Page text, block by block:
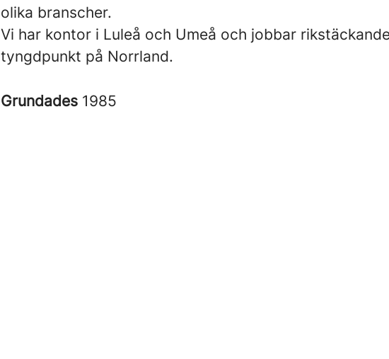
olika branscher.
Vi har kontor i Luleå och Umeå och jobbar
tyngdpunkt på Norrland.
Grundades 1985